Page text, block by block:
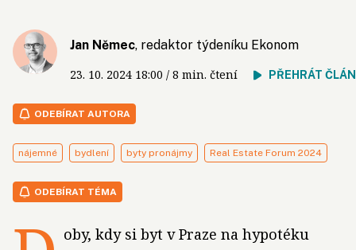
Jan Němec, redaktor týdeníku Ekonom
23. 10. 2024 18:00 / 8 min. čtení PŘEHRÁT
ODEBÍRAT AUTORA
nájemné bydlení byty pronájmy Real Estate Forum 2024
ODEBÍRAT TÉMA
oby, kdy si byt v Praze na hypotéku